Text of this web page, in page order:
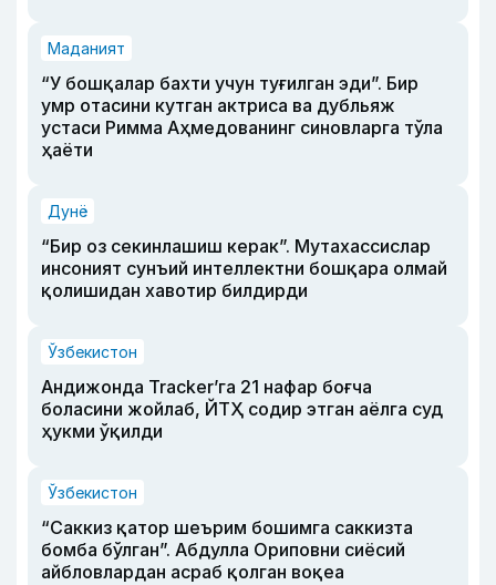
Маданият
“У бошқалар бахти учун туғилган эди”. Бир
умр отасини кутган актриса ва дубльяж
устаси Римма Аҳмедованинг синовларга тўла
ҳаёти
Дунё
“Бир оз секинлашиш керак”. Мутахассислар
инсоният сунъий интеллектни бошқара олмай
қолишидан хавотир билдирди
Ўзбекистон
Андижонда Tracker’га 21 нафар боғча
боласини жойлаб, ЙТҲ содир этган аёлга суд
ҳукми ўқилди
Ўзбекистон
“Саккиз қатор шеърим бошимга саккизта
бомба бўлган”. Абдулла Ориповни сиёсий
айбловлардан асраб қолган воқеа